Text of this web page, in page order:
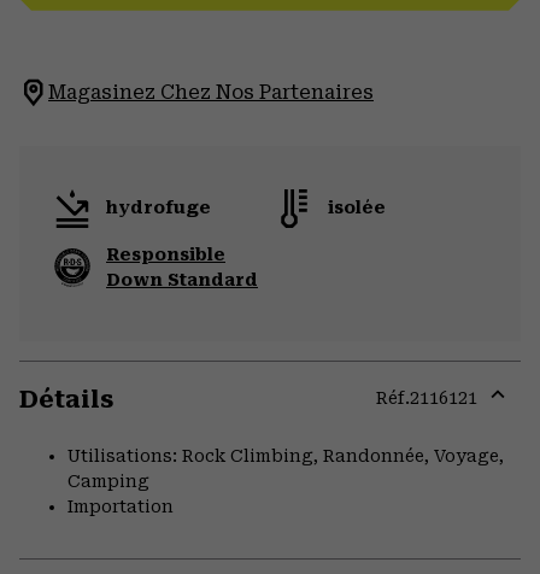
Magasinez Chez Nos Partenaires
hydrofuge isolée
Responsible
Down Standard
Détails Réf.2116121
Utilisations: Rock Climbing, Randonnée, Voyage,
Camping
Importation